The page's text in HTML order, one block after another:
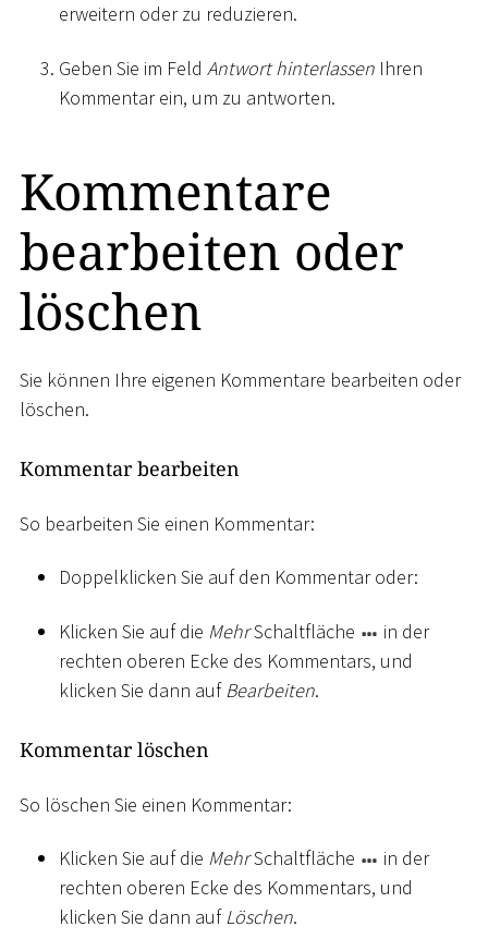
erweitern oder zu reduzieren.
Geben Sie im Feld Antwort hinterlassen Ihren
Kommentar ein, um zu antworten.
Kommentare
bearbeiten oder
löschen
Sie können Ihre eigenen Kommentare bearbeiten oder
löschen.
Kommentar bearbeiten
So bearbeiten Sie einen Kommentar:
Doppelklicken Sie auf den Kommentar oder:
Klicken Sie auf die MehrSchaltfläche
in der
rechten oberen Ecke des Kommentars, und
klicken Sie dann aufBearbeiten.
Kommentar löschen
So löschen Sie einen Kommentar:
Klicken Sie auf die MehrSchaltfläche
in der
rechten oberen Ecke des Kommentars, und
klicken Sie dann aufLöschen.